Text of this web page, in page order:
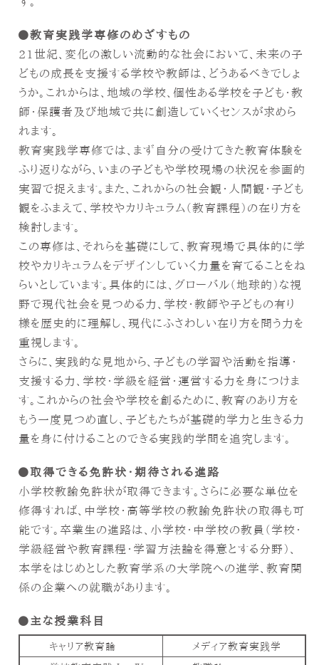
教育実践学専修のめざすもの
21世紀、変化の激しい流動的な社会において、未来の子
どもの成長を支援する学校や教師は、どうあるべきでしょ
うか。これからは、地域の学校、個性ある学校を子ども・教
師・保護者及び地域で共に創造していくセンスが求めら
れます。
教育実践学専修では、まず自分の受けてきた教育体験を
ふり返りながら、いまの子どもや学校現場の状況を参画的
実習で捉えます。また、これからの社会観・人間観・子ども
観をふまえて、学校やカリキュラム（教育課程）の在り方を
検討します。
この専修は、それらを基礎にして、教育現場で具体的に学
校やカリキュラムをデザインしていく力量を育てることをね
らいとしています。具体的には、グローバル（地球的）な視
野で現代社会を見つめる力、学校・教師や子どもの有り
様を歴史的に理解し、現代にふさわしい在り方を問う力を
重視します。
さらに、実践的な見地から、子どもの学習や活動を指導・
支援する力、学校・学級を経営・運営する力を身につけま
す。これからの社会や学校を創るために、教育のあり方を
もう一度見つめ直し、子どもたちが基礎的学力と生きる力
量を身に付けることのできる実践的学問を追究します。
取得できる免許状・期待される進路
小学校教諭免許状が取得できます。さらに必要な単位を
修得すれば、中学校・高等学校の教諭免許状の取得も可
能です。卒業生の進路は、小学校・中学校の教員（学校・
学級経営や教育課程・学習方法論を得意とする分野）、
本学をはじめとした教育学系の大学院への進学、教育関
係の企業への就職があります。
主な授業科目
キャリア教育論
メディア教育実践学